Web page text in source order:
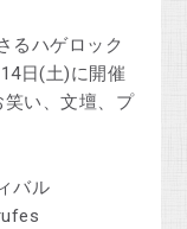
るハゲロック
日(土)に開催
い、文壇、プ
バル